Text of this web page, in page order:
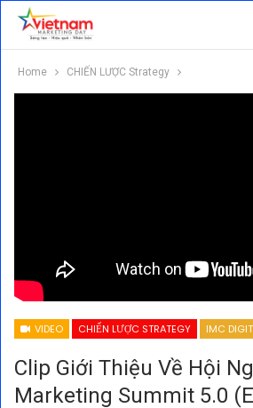
Home CHIẾN LƯỢC Strategy
VIDEO CHIẾN LƯỢC STRATEGY IMC
Clip Giới Thiệu Về Hội
Marketing Summit 5.0